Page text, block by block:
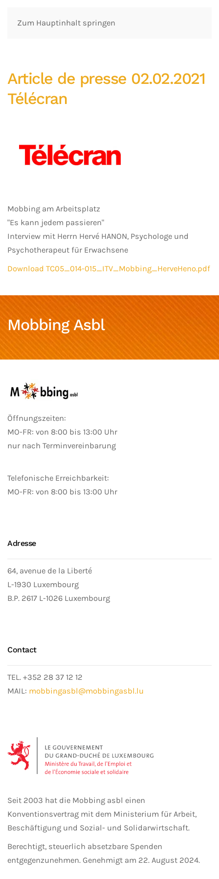
Zum Hauptinhalt springen
Article de presse 02.02.2021
Télécran
Mobbing am Arbeitsplatz
"Es kann jedem passieren"
Interview mit Herrn Hervé HANON, Psychologe und
Psychotherapeut für Erwachsene
Download TC05_014-015_ITV_Mobbing_HerveHeno.pdf
Mobbing Asbl
Öffnungszeiten:
MO-FR: von 8:00 bis 13:00 Uhr
nur nach Terminvereinbarung
Telefonische Erreichbarkeit:
MO-FR: von 8:00 bis 13:00 Uhr
Adresse
64, avenue de la Liberté
L-1930 Luxembourg
B.P. 2617 L-1026 Luxembourg
Contact
TEL. +352 28 37 12 12
MAIL: mobbingasbl@mobbingasbl.lu
Seit 2003 hat die Mobbing asbl einen
Konventionsvertrag mit dem Ministerium für Arbeit,
Beschäftigung und Sozial- und Solidarwirtschaft.
Berechtigt, steuerlich absetzbare Spenden
entgegenzunehmen. Genehmigt am 22. August 2024.